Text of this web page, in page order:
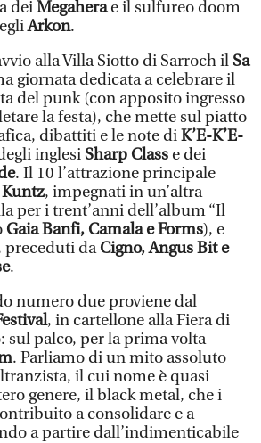
deiMegaherae il sulfureo doom
Arkon.
alla Villa Siotto di Sarroch il Sa
giornata dedicata a celebrare il
del punk (con apposito ingresso
la festa), che mette sul piatto
dibattiti e le note diK’E-K’E-
inglesi Sharp Class e dei
. Il 10 l’attrazione principale
, impegnati in un’altra
per i trent’anni dell’album “Il
Gaia Banfi, Camala e Forms), e
preceduti daCigno, Angus Bit e
.
numero due proviene dal
, in cartellone alla Fiera di
sul palco, per la prima volta
. Parliamo di un mito assoluto
il cui nome è quasi
genere, il black metal, che i
a consolidare e a
a partire dall’indimenticabile